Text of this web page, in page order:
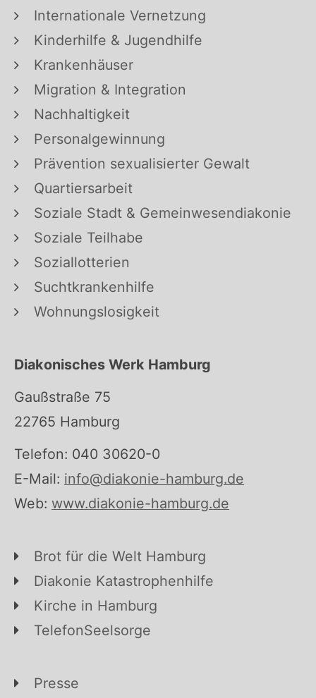
Internationale Vernetzung
Kinderhilfe & Jugendhilfe
Krankenhäuser
Migration & Integration
Nachhaltigkeit
Personalgewinnung
Prävention sexualisierter Gewalt
Quartiersarbeit
Soziale Stadt & Gemeinwesendiakonie
Soziale Teilhabe
Soziallotterien
Suchtkrankenhilfe
Wohnungslosigkeit
Diakonisches Werk Hamburg
Gaußstraße 75
22765 Hamburg
Telefon: 040 30620-0
E-Mail: info@diakonie-hamburg.de
Web: www.diakonie-hamburg.de
Brot für die Welt Hamburg
Diakonie Katastrophenhilfe
Kirche in Hamburg
TelefonSeelsorge
Presse